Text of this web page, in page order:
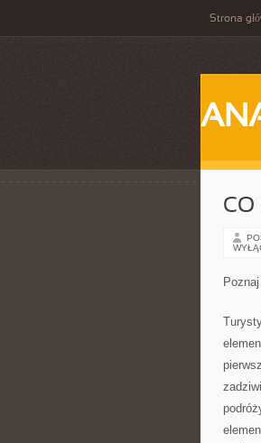
Strona
CO